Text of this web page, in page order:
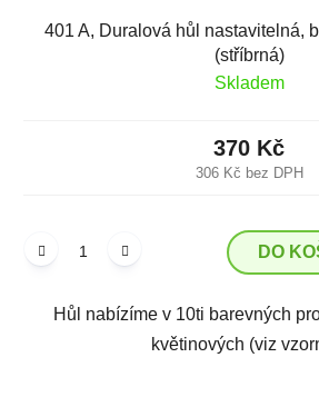
401 A, Duralová hůl nastavitelná,
(stříbrná)
Skladem
306 Kč bez DPH
370 Kč
DO
Hůl nabízíme v 10ti barevných
květinových (viz